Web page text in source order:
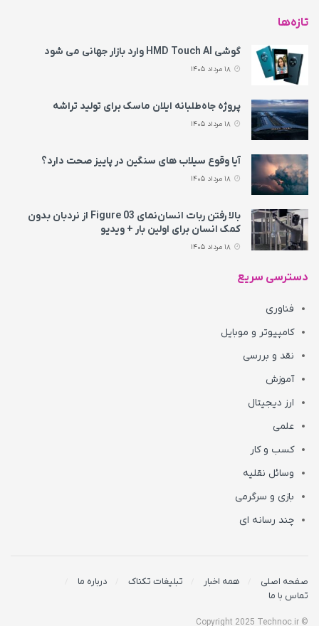
تازه‌ها
گوشی HMD Touch AI وارد بازار جهانی می‌ شود
پروژه جاه‌طلبانه ایلان ماسک برای تولید تراشه
آیا وقوع سیلاب های سنگین در پاییز صحت دارد؟
بالا رفتن ربات انسان‌نمای Figure 03 از نردبان بدون
کمک انسان برای اولین بار + ویدیو
دسترسی سریع
فناوری
کامپیوتر و موبایل
نقد و بررسی
آموزش
ارز دیجیتال
علمی
کسب و کار
وسائل نقلیه
بازی و سرگرمی
چند رسانه ای
صفحه اصلی همه اخبار تبلیغات تکناک
درباره ما
تماس با ما
© Copyright 2025 Technoc.ir